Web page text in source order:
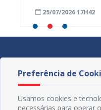
25/07/2026 17H42
Preferência de
Usamos cookies e
necessárias para operar